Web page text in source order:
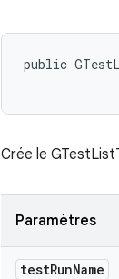
public
Crée le
Paramètres
testRunName